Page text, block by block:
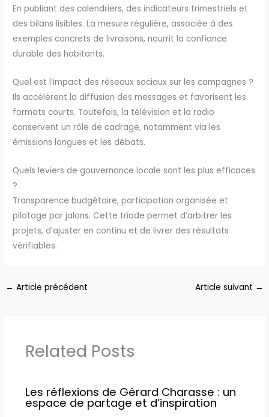
En publiant des calendriers, des indicateurs trimestriels et
des bilans lisibles. La mesure régulière, associée à des
exemples concrets de livraisons, nourrit la confiance
durable des habitants.
Quel est l’impact des réseaux sociaux sur les campagnes ?
Ils accélèrent la diffusion des messages et favorisent les
formats courts. Toutefois, la télévision et la radio
conservent un rôle de cadrage, notamment via les
émissions longues et les débats.
Quels leviers de gouvernance locale sont les plus efficaces
?
Transparence budgétaire, participation organisée et
pilotage par jalons. Cette triade permet d’arbitrer les
projets, d’ajuster en continu et de livrer des résultats
vérifiables.
← Article précédent Article suivant →
Related Posts
Les réflexions de Gérard Charasse : un
espace de partage et d’inspiration